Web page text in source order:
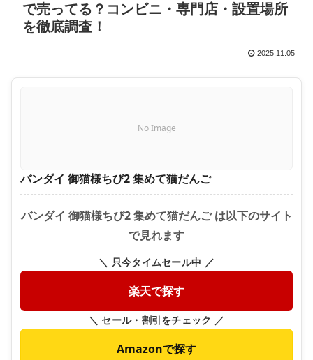
で売ってる？コンビニ・専門店・設置場所
を徹底調査！
2025.11.05
No Image
バンダイ 御猫様ちび2 集めて猫だんご
バンダイ 御猫様ちび2 集めて猫だんご は以下のサイト
で見れます
＼ 只今タイムセール中 ／
楽天で探す
＼ セール・割引をチェック ／
Amazonで探す